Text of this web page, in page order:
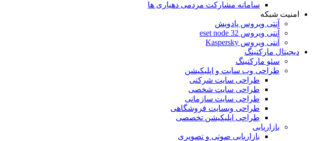
سامانه مشارکت مردمی دهیاری ها
امنیت شبکه
آنتی ویروس پادویش
آنتی ویروس 32 eset node
آنتی ویروس Kaspersky
دیجیتال مارکتینگ
سئو مارکتینگ
طراحی وب سایت و اپلیکیشن
طراحی سایت شرکتی
طراحی سایت شخصی
طراحی سایت سازمانی
طراحی وبسایت فروشگاهی
طراحی اپلیکیشن تخصصی
بازاریابی
بازاریابی صوتی و تصویری